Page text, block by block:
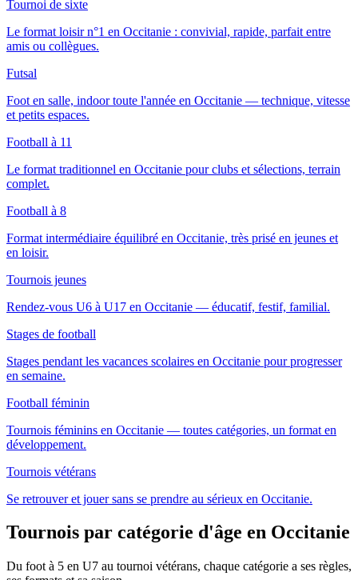
Tournoi de sixte
Le format loisir n°1 en Occitanie : convivial, rapide, parfait entre
amis ou collègues.
Futsal
Foot en salle, indoor toute l'année en Occitanie — technique, vitesse
et petits espaces.
Football à 11
Le format traditionnel en Occitanie pour clubs et sélections, terrain
complet.
Football à 8
Format intermédiaire équilibré en Occitanie, très prisé en jeunes et
en loisir.
Tournois jeunes
Rendez-vous U6 à U17 en Occitanie — éducatif, festif, familial.
Stages de football
Stages pendant les vacances scolaires en Occitanie pour progresser
en semaine.
Football féminin
Tournois féminins en Occitanie — toutes catégories, un format en
développement.
Tournois vétérans
Se retrouver et jouer sans se prendre au sérieux en Occitanie.
Tournois par catégorie d'âge en Occitanie
Du foot à 5 en U7 au tournoi vétérans, chaque catégorie a ses règles,